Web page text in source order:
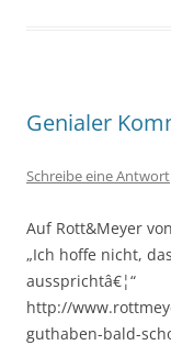
Genialer
Schreibe eine Antwort
Auf Rott&Meyer
„Ich hoffe nicht,
aussprichtâ€¦“
http://
guthaben-bald-